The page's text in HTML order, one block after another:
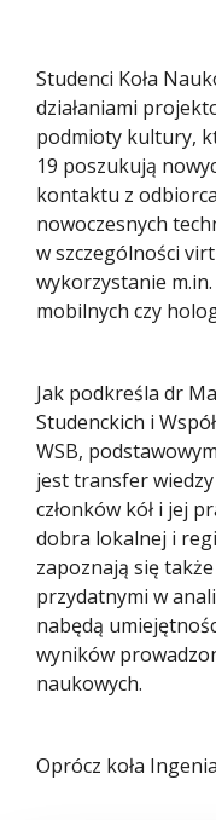
Studenci Koła
działaniami
podmioty kultury,
19 poszukują
kontaktu z
nowoczesnych
w szczególności
wykorzystanie
mobilnych czy
Jak podkreśla dr
Studenckich i
WSB,
jest transfer
członków kół i jej
dobra lokalnej i
zapoznają się
przydatnymi w
nabędą
wyników
naukowych.
Oprócz koła